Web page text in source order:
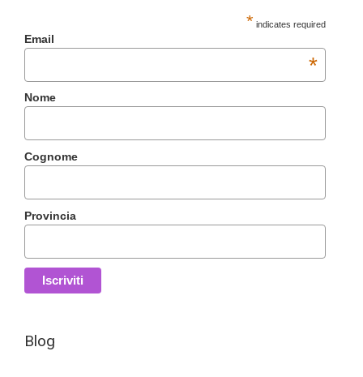
* indicates required
Email
*
Nome
Cognome
Provincia
Blog